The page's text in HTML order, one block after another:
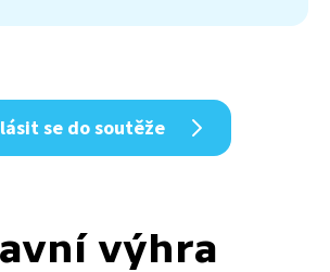
se do soutěže
výhra